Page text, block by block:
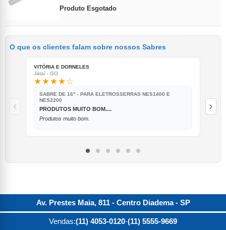
Produto Esgotado
O que os clientes falam sobre nossos Sabres
‹
VITÓRIA E DORNELES
Jataí - GO
★★★★☆
SABRE DE 16" - PARA ELETROSSERRAS NES1400 E
NES2200
PRODUTOS MUITO BOM....
Produtos muito bom.
›
Av. Prestes Maia, 811 - Centro Diadema- SP
Vendas:(11) 4053-0120-(11) 5555-9669